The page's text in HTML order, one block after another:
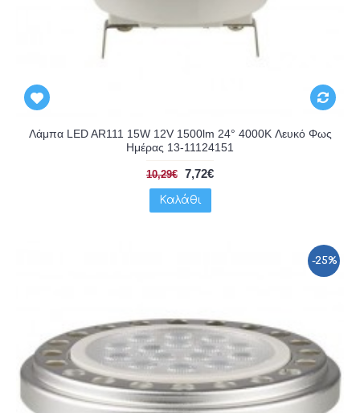
Λάμπα LED AR111 15W 12V 1500lm 24° 4000K Λευκό Φως
Ημέρας 13-11124151
10,29€ 7,72€
Καλάθι
-25%